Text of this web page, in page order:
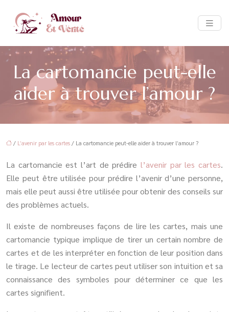
La cartomancie peut-elle
aider à trouver l’amour ?
/ L’avenir par les cartes / La cartomancie peut-elle aider à trouver l’amour ?
La cartomancie est l’art de prédire l’avenir par les cartes.
Elle peut être utilisée pour prédire l’avenir d’une personne,
mais elle peut aussi être utilisée pour obtenir des conseils sur
des problèmes actuels.
Il existe de nombreuses façons de lire les cartes, mais une
cartomancie typique implique de tirer un certain nombre de
cartes et de les interpréter en fonction de leur position dans
le tirage. Le lecteur de cartes peut utiliser son intuition et sa
connaissance des symboles pour déterminer ce que les
cartes signifient.